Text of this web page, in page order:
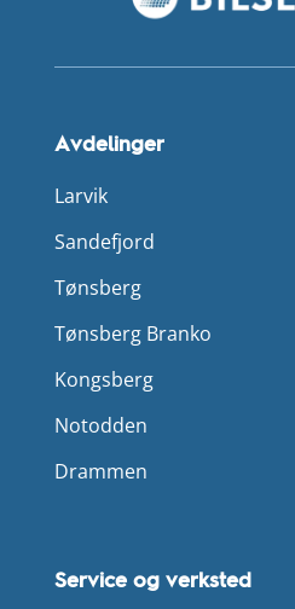
Avdelinger
Larvik
Sandefjord
Tønsberg
Tønsberg Branko
Kongsberg
Notodden
Drammen
Service og verksted